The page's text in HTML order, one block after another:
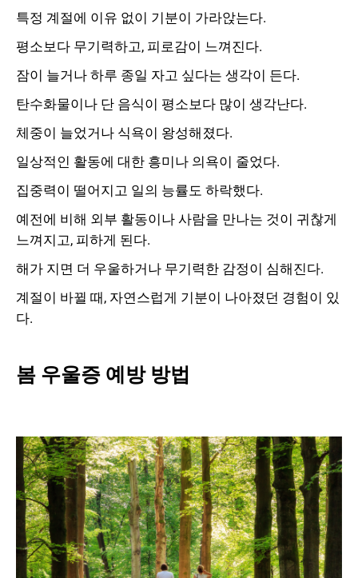
특정 계절에 이유 없이 기분이 가라앉는다.
평소보다 무기력하고, 피로감이 느껴진다.
잠이 늘거나 하루 종일 자고 싶다는 생각이 든다.
탄수화물이나 단 음식이 평소보다 많이 생각난다.
체중이 늘었거나 식욕이 왕성해졌다.
일상적인 활동에 대한 흥미나 의욕이 줄었다.
집중력이 떨어지고 일의 능률도 하락했다.
예전에 비해 외부 활동이나 사람을 만나는 것이 귀찮게
느껴지고, 피하게 된다.
해가 지면 더 우울하거나 무기력한 감정이 심해진다.
계절이 바뀔 때, 자연스럽게 기분이 나아졌던 경험이 있
다.
봄 우울증 예방 방법